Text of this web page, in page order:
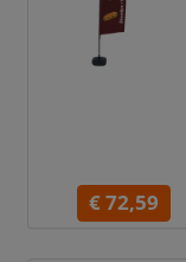
€ 72,59